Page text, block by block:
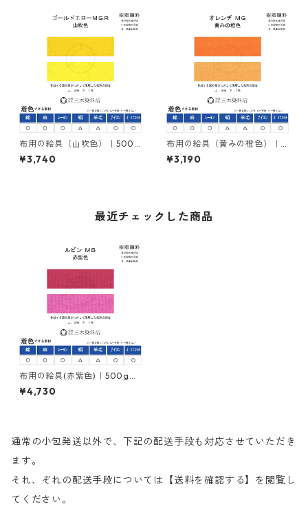
布用の絵具（山吹色）｜500g
｜ネオカラーゴールドエロー
ＭＧＲ｜樹脂顔料(ピグメント
¥3,740
布用の絵具（黄みの橙色）｜5
00g｜ネオカラーオレンヂＭ
Ｇ｜樹脂顔料(ピグメントレジ
¥3,190
最近チェックした商品
布用の絵具(赤紫色)｜500g｜
ネオカラールビンＭＢ｜樹脂
顔料(ピグメントレジンカラー)
¥4,730
通常の小包発送以外で、下記の配送手段も対応させていただき
ます。
それ、ぞれの配送手段については【送料を確認する】を閲覧し
てください。